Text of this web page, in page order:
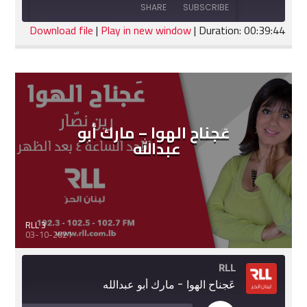
10
Seconds
seconds
SUBSCRIBE
SHARE
SHARE
LINK
EMBED
Download file| Play in new window| Duration: 00:39:44
عَجناح الهوا – مارك أبو
عبدالله
RLL 3
03-10-2021
RLL
عَجناح الهوا - مارك أبو عبدالله